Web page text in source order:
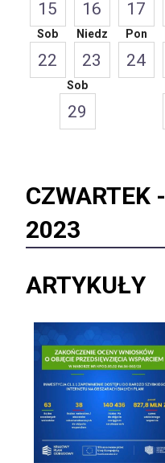
15 16 17
Sob
22
Niedz
23
Pon
24
Sob
29
CZWARTEK -
2023
ARTYKUŁY